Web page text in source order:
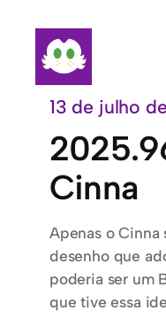
conteúdo
13 de julho
Cinna
Apenas o Cinna
desenho que
poderia ser um
que tive essa